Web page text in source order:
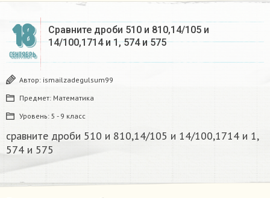
18
СЕНТЯБРЬ
Сравните дроби 510 и 810,14/105 и
14/100,1714 и 1, 574 и 575
Автор: ismailzadegulsum99
Предмет: Математика
Уровень: 5 - 9 класс
сравните дроби 510 и 810,14/105 и 14/100,1714 и 1,
574 и 575